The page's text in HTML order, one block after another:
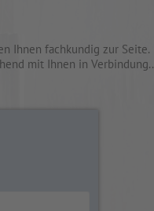
Ihnen fachkundig zur Seite.
mit Ihnen in Verbindung..